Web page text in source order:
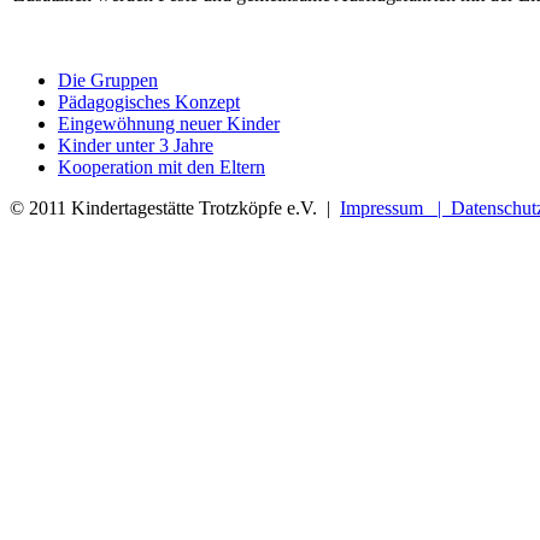
Die Gruppen
Pädagogisches Konzept
Eingewöhnung neuer Kinder
Kinder unter 3 Jahre
Kooperation mit den Eltern
XNXX
© 2011 Kindertagestätte Trotzköpfe e.V. | Impressum |